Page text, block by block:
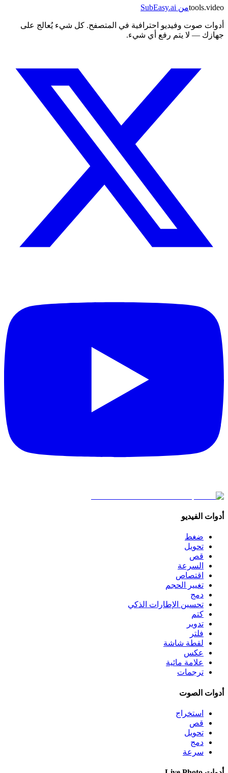
tools.video من
أدوات صوت وفيديو احترافية في المتصفح. كل شيء يُعالج على
جهازك — لا يتم رفع أي شيء.
أدوات الفيديو
ضغط
تحويل
قص
السرعة
اقتصاص
تغيير الحجم
دمج
تحسين الإطارات الذكي
كتم
تدوير
فلتر
لقطة شاشة
عكس
علامة مائية
ترجمات
أدوات الصوت
استخراج
قص
تحويل
دمج
سرعة